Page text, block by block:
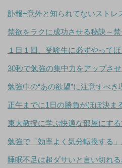
訃報+意外と知られてないストレ
禁欲をラクに成功させる秘訣～
１日１回、受験生に必ずやって
30秒で勉強の集中力をアップさ
勉強中の“あの欲望”に注意すべき
正午までに1日の勝負がほぼ決ま
東大教授に学ぶ快適な部屋にす
勉強で「効率よく気分転換する
睡眠不足は超ダサいと言い切れ